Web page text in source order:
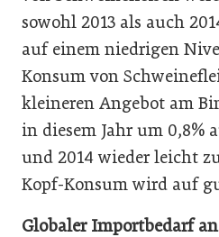
sowohl 2013 als auch
auf einem niedrigen
Konsum von
kleineren Angebot am
in diesem Jahr um 0,8%
und 2014 wieder leicht
Kopf-Konsum wird auf
Globaler Importbedarf